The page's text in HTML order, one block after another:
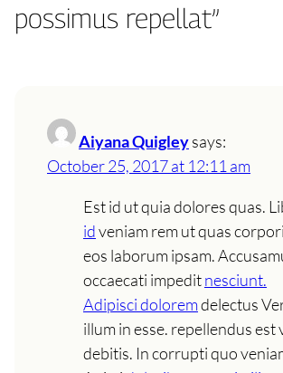
possimus repellat”
Aiyana Quigleysays:
October 25, 2017 at 12:11 am
Est id ut quia dolores quas.
idveniam rem ut quas
eos laborum ipsam.
occaecati impeditnesciunt.
Adipisci doloremdelectus
illum in esse. repellendus est
debitis. In corrupti quo